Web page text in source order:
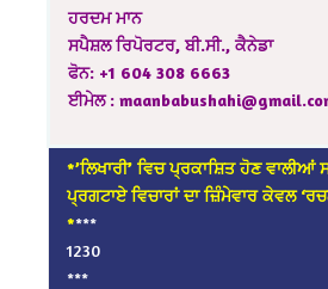
ਹਰਦਮ ਮਾਨ
ਸਪੈਸ਼ਲ ਰਿਪੋਰਟਰ, ਬੀ.ਸੀ., ਕੈਨੇਡਾ
ਫੋਨ: +1 604 308 6663
ਈਮੇਲ :
*’ਲਿਖਾਰੀ’ ਵਿਚ ਪ੍ਰਕਾਸ਼ਿਤ ਹੋਣ ਵਾਲੀਆਂ
ਪ੍ਰਗਟਾਏ ਵਿਚਾਰਾਂ ਦਾ ਜ਼ਿੰਮੇਵਾਰ ਕੇਵਲ
****
1230
***